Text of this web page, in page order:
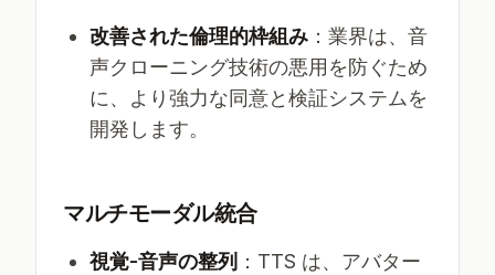
改善された倫理的枠組み ：業界は、音
声クローニング技術の悪用を防ぐため
に、より強力な同意と検証システムを
開発します。
マルチモーダル統合
視覚-音声の整列 ：TTS は、アバター